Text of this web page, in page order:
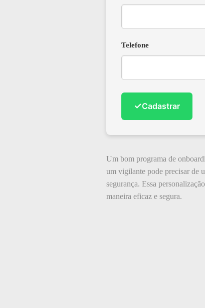
Telefone
✓Cadastrar
Um bom programa de
um vigilante pode precisar de
segurança. Essa
maneira eficaz e segura.